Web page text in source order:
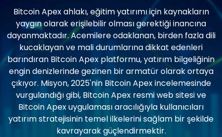
Bitcoin Apex ahlakı, eğitim yatırımı için kaynakların
yaygın olarak erişilebilir olması gerektiği inancına
dayanmaktadır. Acemilere odaklanan, birden fazla dili
kucaklayan ve mali durumlarına dikkat edenleri
barındıran Bitcoin Apex platformu, yatırım bilgeliğinin
engin denizlerinde gezinen bir armatür olarak ortaya
çıkıyor. Misyon, 2025'nin Bitcoin Apex incelemesinde
vurgulandığı gibi, Bitcoin Apex resmi web sitesi ve
Bitcoin Apex uygulaması aracılığıyla kullanıcıları
yatırım stratejisinin temel ilkelerini sağlam bir şekilde
kavrayarak güçlendirmektir.